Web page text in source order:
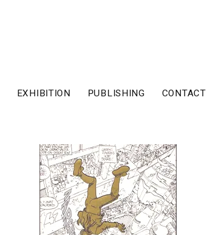
EXHIBITION PUBLISHING CONTACT